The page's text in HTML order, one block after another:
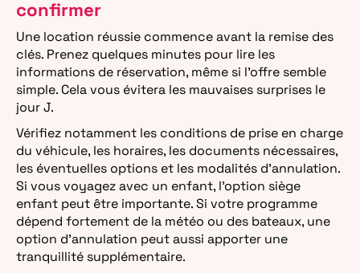
confirmer
Une location réussie commence avant la remise des
clés. Prenez quelques minutes pour lire les
informations de réservation, même si l’offre semble
simple. Cela vous évitera les mauvaises surprises le
jour J.
Vérifiez notamment les conditions de prise en charge
du véhicule, les horaires, les documents nécessaires,
les éventuelles options et les modalités d’annulation.
Si vous voyagez avec un enfant, l’option siège
enfant peut être importante. Si votre programme
dépend fortement de la météo ou des bateaux, une
option d’annulation peut aussi apporter une
tranquillité supplémentaire.